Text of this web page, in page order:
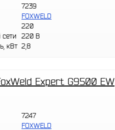
7239
FOXWELD
220
220 В
кВт 2,8
Expert G9500 EW
7247
FOXWELD